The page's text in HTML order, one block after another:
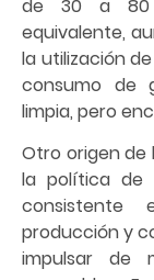
de 30 a 80
equivalente,
la utilización
consumo de
limpia, pero
Otro origen de
la política de
consistente
producción y
impulsar de